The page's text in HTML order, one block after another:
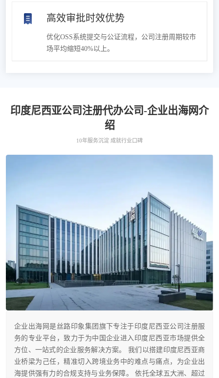
高效审批时效优势
优化OSS系统提交与公证流程，公司注册周期较市
场平均缩短40%以上。
印度尼西亚公司注册代办公司-企业出海网介
绍
10年服务沉淀 成就行业口碑
企业出海网是丝路印象集团旗下专注于印度尼西亚公司注册服
务的专业平台，致力于为中国企业进入印度尼西亚市场提供全
方位、一站式的企业服务解决方案。 我们以搭建印度尼西亚商
业桥梁为己任，精准切入跨境业务中的难点与痛点，为企业出
海提供强有力的合规支持与业务保障。 依托全球五大洲、超过